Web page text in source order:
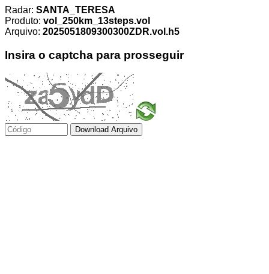
Radar: SANTA_TERESA
Produto: vol_250km_13steps.vol
Arquivo: 2025051809300300ZDR.vol.h5
Insira o captcha para prosseguir